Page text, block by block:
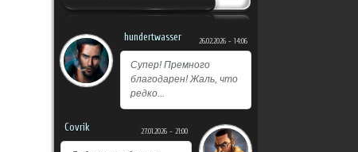
hundertwasser 26.02.2026 - 14:06
Супер! Премного
благодарен! Жаль, что
редко...
Covrik 27.01.2026 - 21:00